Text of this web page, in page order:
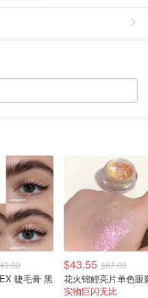
睫毛膏 黑
$43.55 $67.00
花火锦鲤亮片单色眼
实物巨闪无比